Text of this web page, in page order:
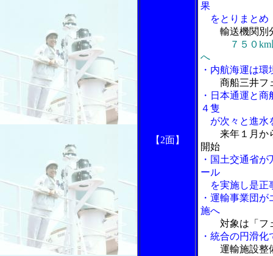
【2面】
果
をとりまとめ
輸送機関別
７５０
へ
・内航海運は
商船三井
・日本通運と
４隻
が次々と進水
来年１月か
開始
・国土交通省
ール
を実施し是正
・運輸事業団
施へ
対象は「フ
・統合の円滑
運輸施設